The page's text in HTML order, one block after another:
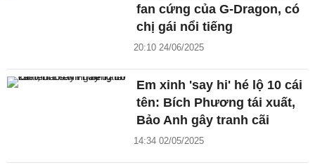
fan cứng của G-Dragon, có
chị gái nổi tiếng
20:10 24/06/2025
Em xinh 'say hi' hé lộ 10 cái
tên: Bích Phương tái xuất,
Bảo Anh gây tranh cãi
14:34 02/05/2025